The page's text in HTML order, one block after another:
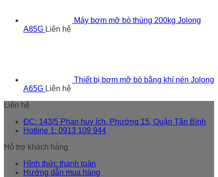
Máy bơm mỡ bò thùng 200kg Jolong
A85G Liên hệ
Thiết bị bơm mỡ bò bằng khí nén Jolong
A65G Liên hệ
Liên hệ
ĐC: 143/5 Phan huy ích, Phường 15, Quận Tân Bình
Hotline 1: 0913 109 944
Hỗ trợ khách hàng
Hình thức thanh toán
Hướng dẫn mua hàng